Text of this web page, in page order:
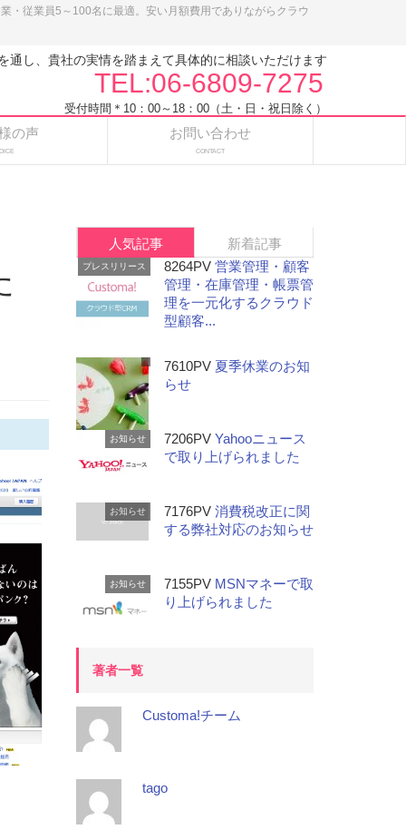
・従業員5～100名に最適。安い月額費用でありながらクラウ
通し、貴社の実情を踏まえて具体的に相談いただけます
TEL:06-6809-7275
受付時間＊10：00～18：00（土・日・祝日除く）
の声 お問い合わせ
CONTACT
人気記事 新着記事
プレスリリース 8264PV 営業管理・顧客
管理・在庫管理・帳票管
理を一元化するクラウド
型顧客...
7610PV 夏季休業のお知
らせ
お知らせ 7206PV Yahooニュース
で取り上げられました
お知らせ 7176PV 消費税改正に関
する弊社対応のお知らせ
お知らせ 7155PV MSNマネーで取
り上げられました
著者一覧
Customa!チーム
tago